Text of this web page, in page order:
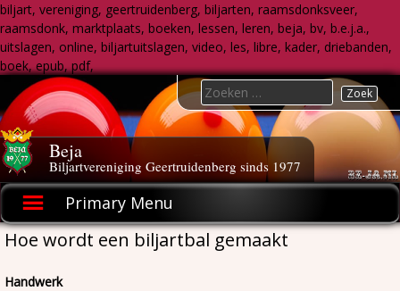
biljart, vereniging, geertruidenberg, biljarten, raamsdonksveer,
raamsdonk, marktplaats, boeken, lessen, leren, beja, bv, b.e.j.a.,
uitslagen, online, biljartuitslagen, video, les, libre, kader, driebanden,
boek, epub, pdf,
to
content
Beja
Biljartvereniging Geertruidenberg sinds 1977
Primary Menu
Search
for:
Hoe wordt een biljartbal gemaakt
Handwerk